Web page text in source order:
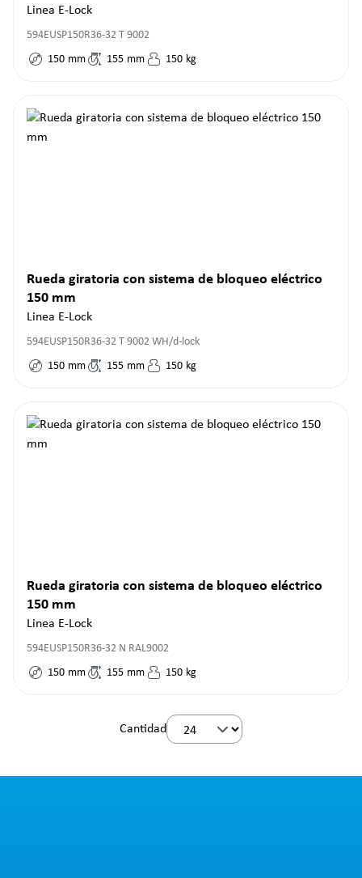
Linea E-Lock
594EUSP150R36-32 T 9002
150 mm 155 mm 150 kg
Rueda giratoria con sistema de bloqueo eléctrico
150 mm
Linea E-Lock
594EUSP150R36-32 T 9002 WH/d-lock
150 mm 155 mm 150 kg
Rueda giratoria con sistema de bloqueo eléctrico
150 mm
Linea E-Lock
594EUSP150R36-32 N RAL9002
150 mm 155 mm 150 kg
Cantidad